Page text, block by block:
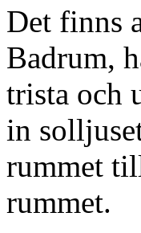
Det finns
Badrum,
trista och
in
rummet
rummet.